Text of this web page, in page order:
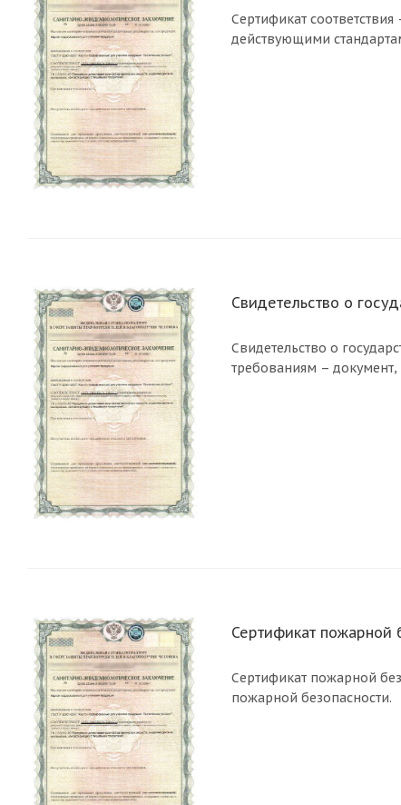
Сертификат
действующими
Свидетельство о
Свидетельство о
требованиям –
Сертификат пожарной
Сертификат пожарной
пожарной безопасности.